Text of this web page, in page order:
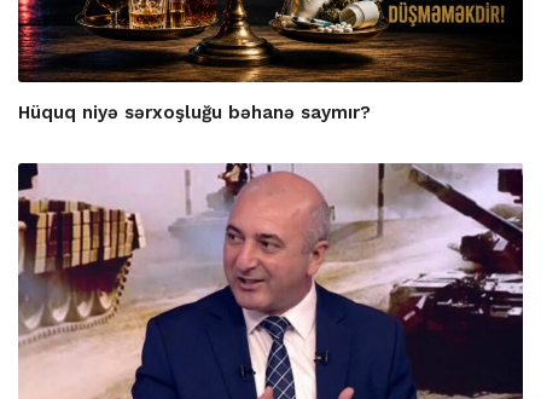
Hüquq niyə sərxoşluğu bəhanə saymır?